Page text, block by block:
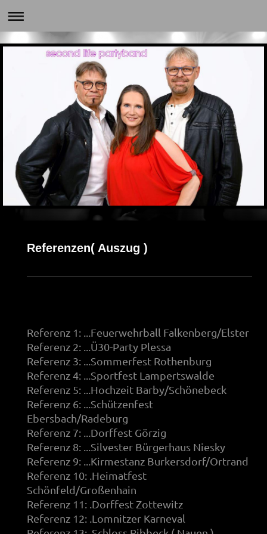
Referenzen( Auszug )
Referenz 1: ...Feuerwehrball Falkenberg/Elster
Referenz 2: ...Ü30-Party Plessa
Referenz 3: ...Sommerfest Rothenburg
Referenz 4: ...Sportfest Lampertswalde
Referenz 5: ...Hochzeit Barby/Schönebeck
Referenz 6: ...Schützenfest
Ebersbach/Radeburg
Referenz 7: ...Dorffest Görzig
Referenz 8: ...Silvester Bürgerhaus Niesky
Referenz 9: ...Kirmestanz Burkersdorf/Ortrand
Referenz 10: .Heimatfest
Schönfeld/Großenhain
Referenz 11: .Dorffest Zottewitz
Referenz 12: .Lomnitzer Karneval